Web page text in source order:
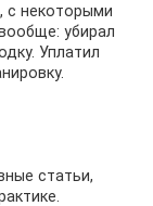
с некоторыми
убирал
Уплатил
статьи,